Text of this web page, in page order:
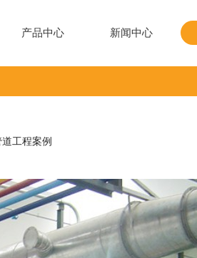
产品中心 新闻中心